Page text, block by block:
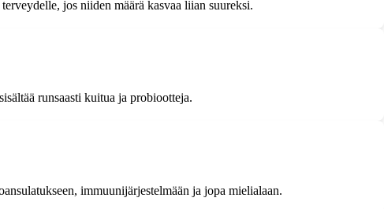
jos niiden määrä kasvaa liian suureksi.
runsaasti kuitua ja probiootteja.
immuunijärjestelmään ja jopa mielialaan.